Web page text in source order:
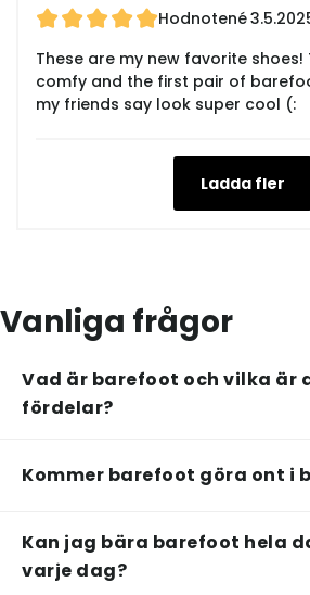
Hodnotené
These are my new favorite shoes!
comfy and the first pair of
my friends say look super cool (:
Ladda fler
Vanliga frågor
Vad är barefoot och vilka är
fördelar?
Kommer barefoot göra ont i
Kan jag bära barefoot hela
varje dag?